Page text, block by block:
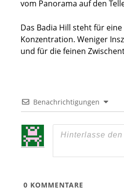
vom Panorama auf den
Das Badia Hill steht für
Konzentration. Weniger
und für die feinen
Benachrichtigungen
0 KOMMENTARE